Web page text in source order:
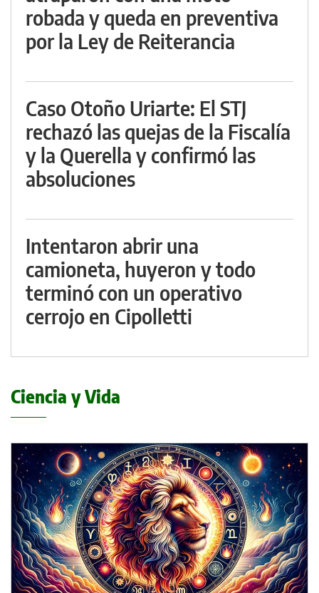
robada y queda en preventiva
por la Ley de Reiterancia
Caso Otoño Uriarte: El STJ
rechazó las quejas de la Fiscalía
y la Querella y confirmó las
absoluciones
Intentaron abrir una
camioneta, huyeron y todo
terminó con un operativo
cerrojo en Cipolletti
Ciencia y Vida